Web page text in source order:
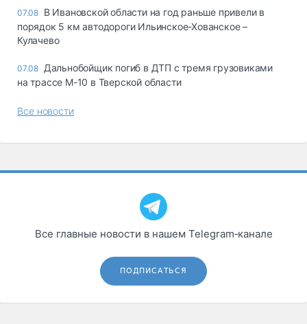
07.08 В Ивановской области на год раньше привели в
порядок 5 км автодороги Ильинское-Хованское –
Кулачево
07.08 Дальнобойщик погиб в ДТП с тремя грузовиками
на трассе М-10 в Тверской области
Все новости
Все главные новости в нашем Telegram‑канале
ПОДПИСАТЬСЯ